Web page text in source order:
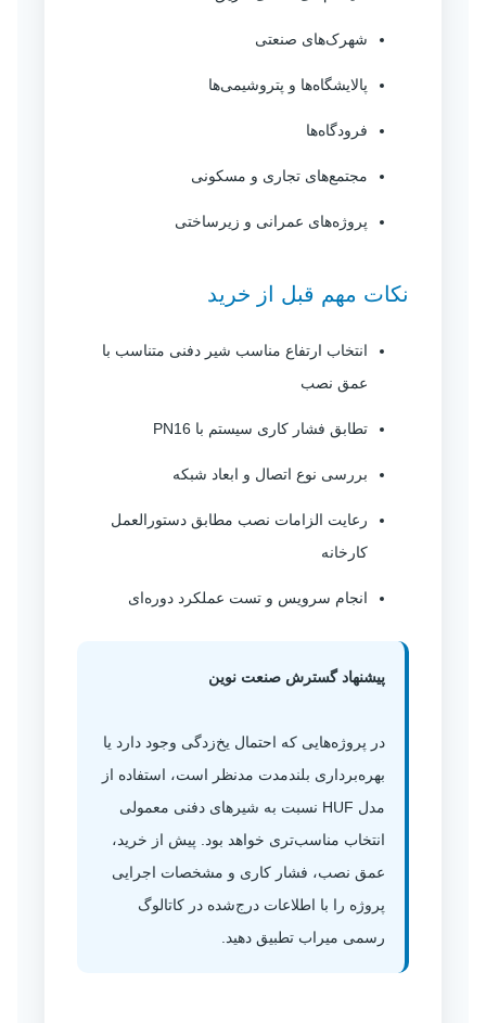
شهرک‌های صنعتی
پالایشگاه‌ها و پتروشیمی‌ها
فرودگاه‌ها
مجتمع‌های تجاری و مسکونی
پروژه‌های عمرانی و زیرساختی
نکات مهم قبل از خرید
انتخاب ارتفاع مناسب شیر دفنی متناسب با
عمق نصب
تطابق فشار کاری سیستم با PN16
بررسی نوع اتصال و ابعاد شبکه
رعایت الزامات نصب مطابق دستورالعمل
کارخانه
انجام سرویس و تست عملکرد دوره‌ای
پیشنهاد گسترش صنعت نوین
در پروژه‌هایی که احتمال یخ‌زدگی وجود دارد یا
بهره‌برداری بلندمدت مدنظر است، استفاده از
مدل HUF نسبت به شیرهای دفنی معمولی
انتخاب مناسب‌تری خواهد بود. پیش از خرید،
عمق نصب، فشار کاری و مشخصات اجرایی
پروژه را با اطلاعات درج‌شده در کاتالوگ
رسمی میراب تطبیق دهید.